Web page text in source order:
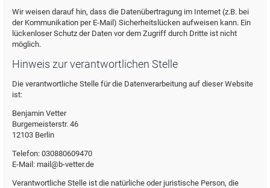
Wir weisen darauf hin, dass die Datenübertragung im Internet (z.B. bei
der Kommunikation per E-Mail) Sicherheitslücken aufweisen kann. Ein
lückenloser Schutz der Daten vor dem Zugriff durch Dritte ist nicht
möglich.
Hinweis zur verantwortlichen Stelle
Die verantwortliche Stelle für die Datenverarbeitung auf dieser Website
ist:
Benjamin Vetter
Burgemeisterstr. 46
12103 Berlin
Telefon: 030880609470
E-Mail: mail@b-vetter.de
Verantwortliche Stelle ist die natürliche oder juristische Person, die